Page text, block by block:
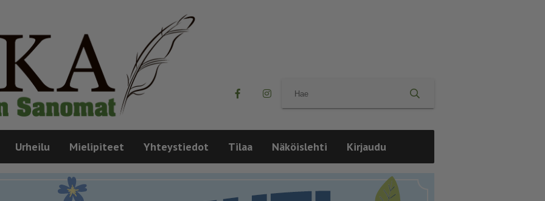
Urheilu Mielipiteet Yhteystiedot Tilaa Näköislehti Kirjaudu